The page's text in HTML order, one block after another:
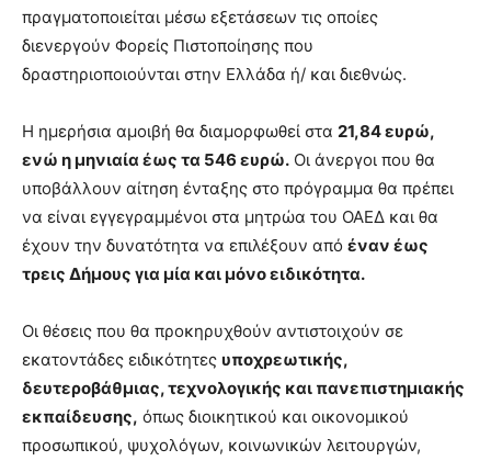
πραγματοποιείται μέσω εξετάσεων τις οποίες
διενεργούν Φορείς Πιστοποίησης που
δραστηριοποιούνται στην Ελλάδα ή/ και διεθνώς.
Η ημερήσια αμοιβή θα διαμορφωθεί στα 21,84 ευρώ,
ενώ η μηνιαία έως τα 546 ευρώ. Οι άνεργοι που θα
υποβάλλουν αίτηση ένταξης στο πρόγραμμα θα πρέπει
να είναι εγγεγραμμένοι στα μητρώα του ΟΑΕΔ και θα
έχουν την δυνατότητα να επιλέξουν από έναν έως
τρεις Δήμους για μία και μόνο ειδικότητα.
Οι θέσεις που θα προκηρυχθούν αντιστοιχούν σε
εκατοντάδες ειδικότητες υποχρεωτικής,
δευτεροβάθμιας, τεχνολογικής και πανεπιστημιακής
εκπαίδευσης, όπως διοικητικού και οικονομικού
προσωπικού, ψυχολόγων, κοινωνικών λειτουργών,